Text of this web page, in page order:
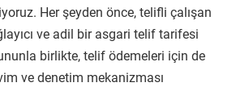
Her şeyden önce, telifli çalışan
ve adil bir asgari telif tarifesi
birlikte, telif ödemeleri için de
ve denetim mekanizması